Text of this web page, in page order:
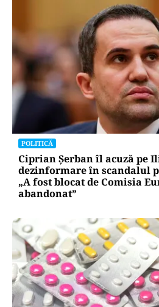
POLITICĂ
Ciprian Șerban îl acuză pe
dezinformare în scandalul
„A fost blocat de Comisia
abandonat”